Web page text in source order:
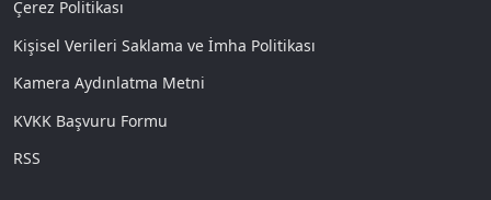
Çerez Politikası
Kişisel Verileri Saklama ve İmha Politikası
Kamera Aydınlatma Metni
KVKK Başvuru Formu
RSS